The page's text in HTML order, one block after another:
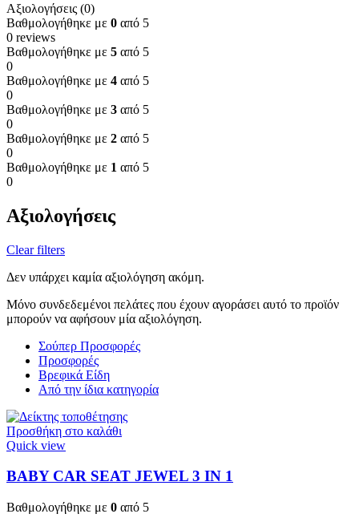
Αξιολογήσεις (0)
Βαθμολογήθηκε με 0 από 5
0 reviews
Βαθμολογήθηκε με 5 από 5
0
Βαθμολογήθηκε με 4 από 5
0
Βαθμολογήθηκε με 3 από 5
0
Βαθμολογήθηκε με 2 από 5
0
Βαθμολογήθηκε με 1 από 5
0
Αξιολογήσεις
Clear filters
Δεν υπάρχει καμία αξιολόγηση ακόμη.
Μόνο συνδεδεμένοι πελάτες που έχουν αγοράσει αυτό το προϊόν
μπορούν να αφήσουν μία αξιολόγηση.
Σούπερ Προσφορές
Προσφορές
Βρεφικά Είδη
Από την ίδια κατηγορία
Προσθήκη στο καλάθι
Quick view
BABY CAR SEAT JEWEL 3 ΙΝ 1
Βαθμολογήθηκε με 0 από 5